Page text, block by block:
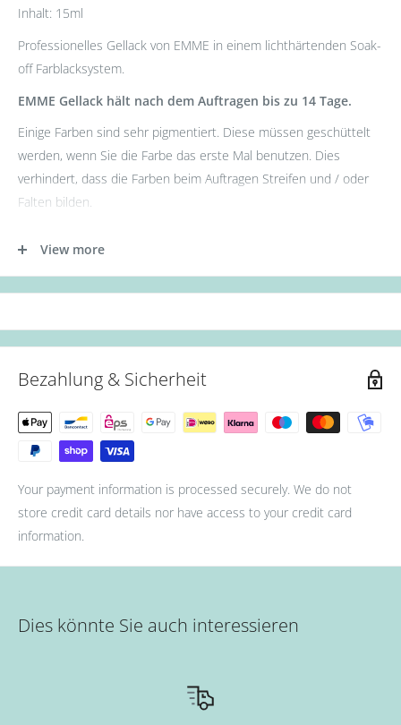
Inhalt: 15ml
Professionelles Gellack von EMME in einem lichthärtenden Soak-
off Farblacksystem.
EMME Gellack hält nach dem Auftragen bis zu 14 Tage.
Einige Farben sind sehr pigmentiert. Diese müssen geschüttelt
werden, wenn Sie die Farbe das erste Mal benutzen. Dies
verhindert, dass die Farben beim Auftragen Streifen und / oder
Falten bilden.
36W UV Lampe für 60s oder 12W LED Lampe für 30s.)
(Aushärtung: 36W UV Lampe für 90s oder 12W LED Lampe für
Lampe für 90s oder 12W LED Lampe für 60s.)
View more
Bezahlung & Sicherheit
Your payment information is processed securely. We do not
store credit card details nor have access to your credit card
information.
Dies könnte Sie auch interessieren